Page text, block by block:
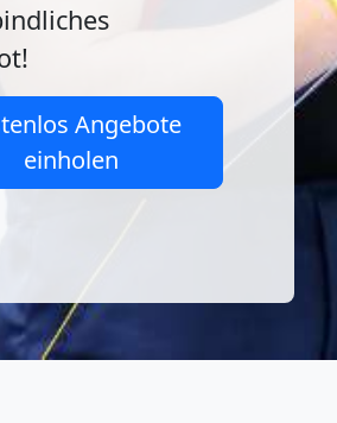
Angebote
einholen